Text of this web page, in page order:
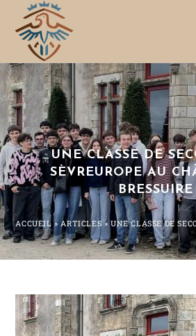
UNE CLASSE DE
SÈVREUROPE AU
BRESSUIRE
ACCUEIL »ARTICLES»UNE CLASSE DE